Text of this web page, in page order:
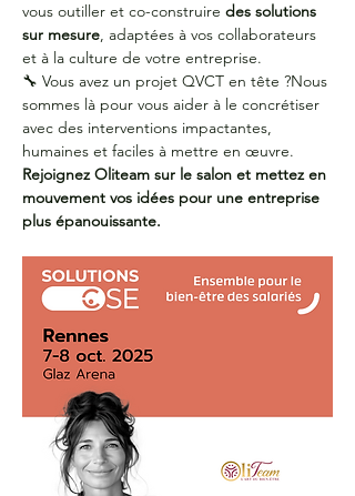
vous outiller et co-construire des solutions
sur mesure, adaptées à vos collaborateurs
et à la culture de votre entreprise.
🔧 Vous avez un projet QVCT en tête ?Nous
sommes là pour vous aider à le concrétiser
avec des interventions impactantes,
humaines et faciles à mettre en œuvre.
Rejoignez Oliteam sur le salon et mettez en
mouvement vos idées pour une entreprise
plus épanouissante.